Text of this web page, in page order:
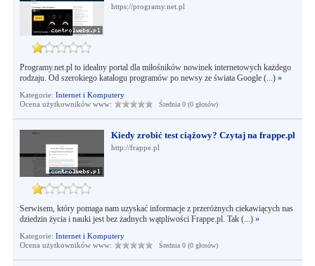
https://programy.net.pl
Programy.net.pl to idealny portal dla miłośników nowinek internetowych każdego
rodzaju. Od szerokiego katalogu programów po newsy ze świata Google (...) »
Kategorie: Internet i Komputery
Ocena użytkowników www:
Średnia 0 (0 głosów)
Kiedy zrobić test ciążowy? Czytaj na frappe.pl
http://frappe.pl
Serwisem, który pomaga nam uzyskać informacje z przeróżnych ciekawiących nas
dziedzin życia i nauki jest bez żadnych wątpliwości Frappe.pl. Tak (...) »
Kategorie: Internet i Komputery
Ocena użytkowników www:
Średnia 0 (0 głosów)